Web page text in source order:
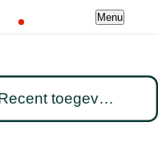
Menu